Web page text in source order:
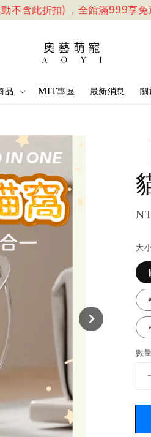
含此折扣) ，全館滿999享免運
品 MIT專區 最新消息 關
大
數